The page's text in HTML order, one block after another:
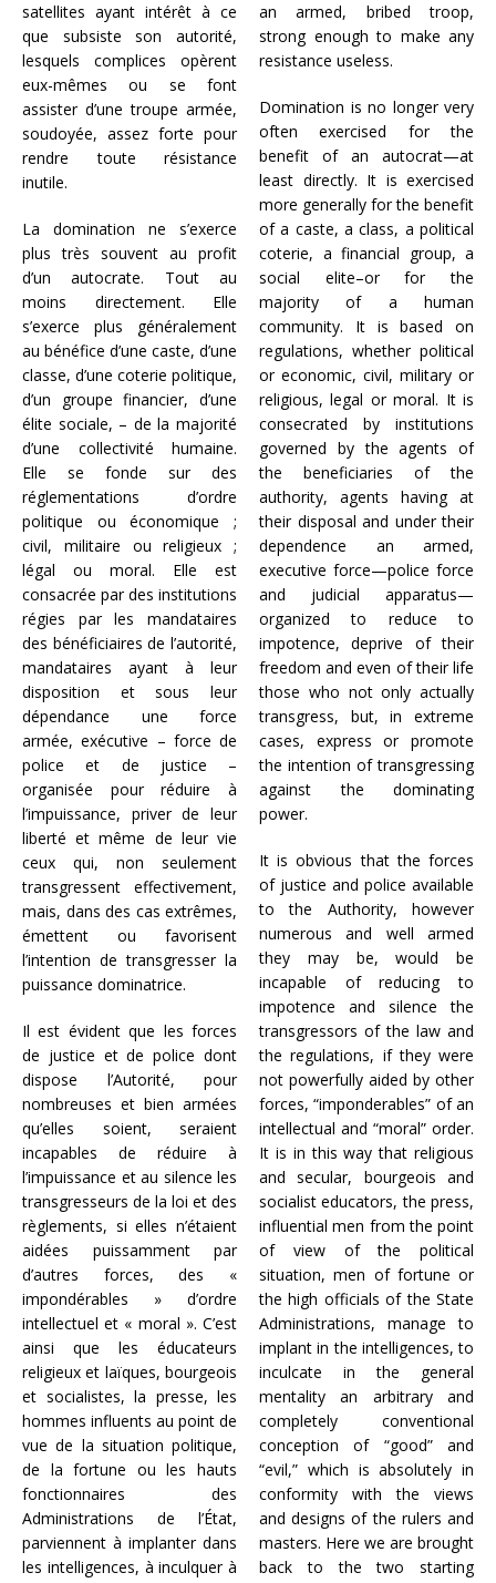
satellites ayant intérêt à ce
que subsiste son autorité,
lesquels complices opèrent
eux-mêmes ou se font
assister d’une troupe armée,
soudoyée, assez forte pour
rendre toute résistance
inutile.
La domination ne s’exerce
plus très souvent au profit
d’un autocrate. Tout au
moins directement. Elle
s’exerce plus généralement
au bénéfice d’une caste, d’une
classe, d’une coterie politique,
d’un groupe financier, d’une
élite sociale, – de la majorité
d’une collectivité humaine.
Elle se fonde sur des
réglementations d’ordre
politique ou économique ;
civil, militaire ou religieux ;
légal ou moral. Elle est
consacrée par des institutions
régies par les mandataires
des bénéficiaires de l’autorité,
mandataires ayant à leur
disposition et sous leur
dépendance une force
armée, exécutive – force de
police et de justice –
organisée pour réduire à
l’impuissance, priver de leur
liberté et même de leur vie
ceux qui, non seulement
transgressent effectivement,
mais, dans des cas extrêmes,
émettent ou favorisent
l’intention de transgresser la
puissance dominatrice.
Il est évident que les forces
de justice et de police dont
dispose l’Autorité, pour
nombreuses et bien armées
qu’elles soient, seraient
incapables de réduire à
l’impuissance et au silence les
transgresseurs de la loi et des
règlements, si elles n’étaient
aidées puissamment par
d’autres forces, des «
impondérables » d’ordre
intellectuel et « moral ». C’est
ainsi que les éducateurs
religieux et laïques, bourgeois
et socialistes, la presse, les
hommes influents au point de
vue de la situation politique,
de la fortune ou les hauts
fonctionnaires des
Administrations de l’État,
parviennent à implanter dans
les intelligences, à inculquer à
an armed, bribed troop,
strong enough to make any
resistance useless.
Domination is no longer very
often exercised for the
benefit of an autocrat—at
least directly. It is exercised
more generally for the benefit
of a caste, a class, a political
coterie, a financial group, a
social elite–or for the
majority of a human
community. It is based on
regulations, whether political
or economic, civil, military or
religious, legal or moral. It is
consecrated by institutions
governed by the agents of
the beneficiaries of the
authority, agents having at
their disposal and under their
dependence an armed,
executive force—police force
and judicial apparatus—
organized to reduce to
impotence, deprive of their
freedom and even of their life
those who not only actually
transgress, but, in extreme
cases, express or promote
the intention of transgressing
against the dominating
power.
It is obvious that the forces
of justice and police available
to the Authority, however
numerous and well armed
they may be, would be
incapable of reducing to
impotence and silence the
transgressors of the law and
the regulations, if they were
not powerfully aided by other
forces, “imponderables” of an
intellectual and “moral” order.
It is in this way that religious
and secular, bourgeois and
socialist educators, the press,
influential men from the point
of view of the political
situation, men of fortune or
the high officials of the State
Administrations, manage to
implant in the intelligences, to
inculcate in the general
mentality an arbitrary and
completely conventional
conception of “good” and
“evil,” which is absolutely in
conformity with the views
and designs of the rulers and
masters. Here we are brought
back to the two starting